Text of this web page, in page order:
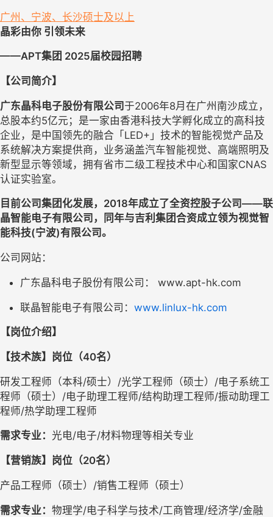
广州、宁波、长沙硕士及以上
晶彩由你 引领未来
——APT集团 2025届校园招聘
【公司简介】
广东晶科电子股份有限公司 于2006年8月在广州南沙成立，
总股本约5亿元；是一家由香港科技大学孵化成立的高科技
企业，是中国领先的融合「LED+」技术的智能视觉产品及
系统解决方案提供商，业务涵盖汽车智能视觉、高端照明及
新型显示等领域，拥有省市二级工程技术中心和国家CNAS
认证实验室。
目前公司集团化发展，2018年成立了全资控股子公司——联
晶智能电子有限公司，同年与吉利集团合资成立领为视觉智
能科技(宁波)有限公司。
公司网站：
广东晶科电子股份有限公司： www.apt-hk.com
联晶智能电子有限公司：www.linlux-hk.com
【岗位介绍】
【技术族】岗位（40名）
研发工程师（本科/硕士）/光学工程师（硕士）/电子系统工
程师（硕士）/电子助理工程师/结构助理工程师/振动助理工
程师/热学助理工程师
需求专业： 光电/电子/材料物理等相关专业
【营销族】岗位（20名）
产品工程师（硕士）/销售工程师（硕士）
需求专业： 物理学/电子科学与技术/工商管理/经济学/金融